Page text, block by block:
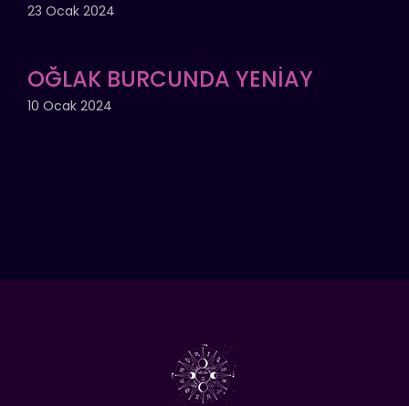
23 Ocak 2024
OĞLAK BURCUNDA YENİAY
10 Ocak 2024